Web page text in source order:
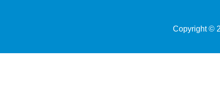
Copyright ©